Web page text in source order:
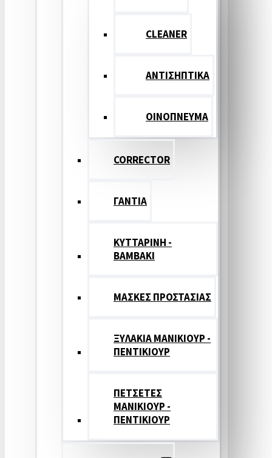
CLEANER
ΑΝΤΙΣΗΠΤΙΚΑ
ΟΙΝΟΠΝΕΥΜΑ
CORRECTOR
ΓΑΝΤΙΑ
ΚΥΤΤΑΡΙΝΗ -
ΒΑΜΒΑΚΙ
ΜΑΣΚΕΣ ΠΡΟΣΤΑΣΙΑΣ
ΞΥΛΑΚΙΑ ΜΑΝΙΚΙΟΥΡ -
ΠΕΝΤΙΚΙΟΥΡ
ΠΕΤΣΕΤΕΣ
ΜΑΝΙΚΙΟΥΡ -
ΠΕΝΤΙΚΙΟΥΡ